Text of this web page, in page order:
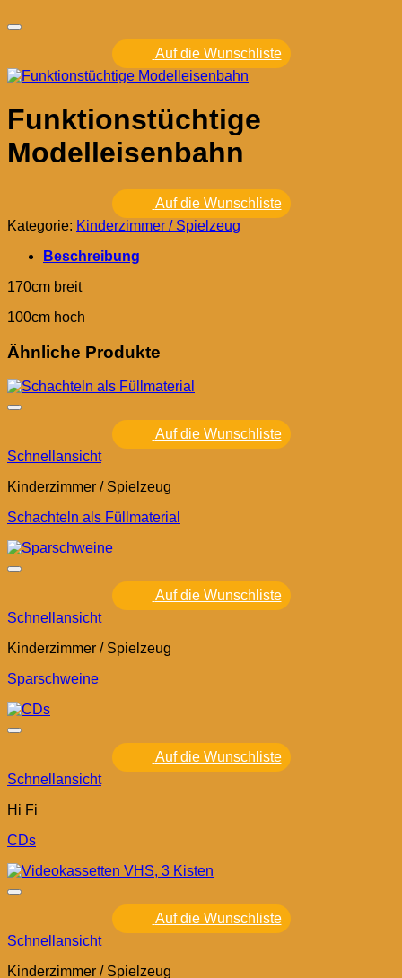
Auf die Wunschliste
Funktionstüchtige
Modelleisenbahn
Auf die Wunschliste
Kategorie: Kinderzimmer / Spielzeug
Beschreibung
170cm breit
100cm hoch
Ähnliche Produkte
Auf die Wunschliste
Schnellansicht
Kinderzimmer / Spielzeug
Schachteln als Füllmaterial
Auf die Wunschliste
Schnellansicht
Kinderzimmer / Spielzeug
Sparschweine
Auf die Wunschliste
Schnellansicht
Hi Fi
CDs
Auf die Wunschliste
Schnellansicht
Kinderzimmer / Spielzeug